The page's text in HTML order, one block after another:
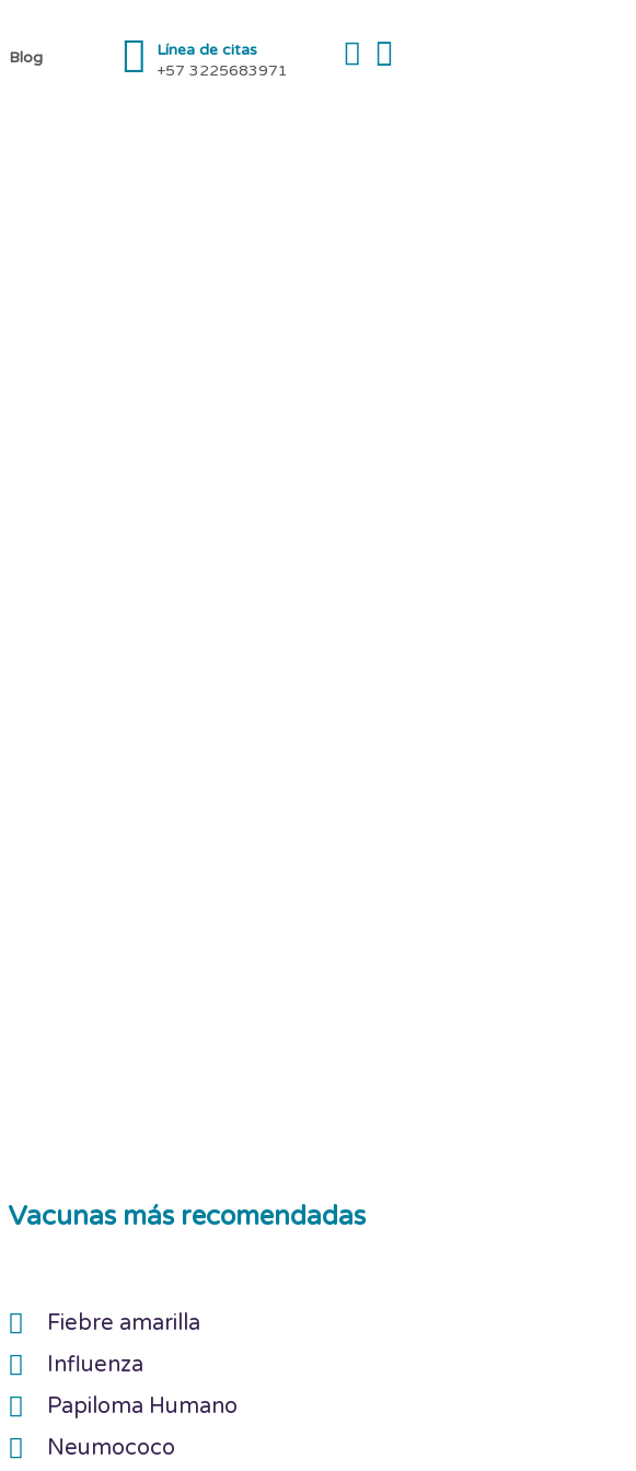
Blog
Línea de citas
+57 3225683971
Vacunas más recomendadas
Fiebre amarilla
Influenza
Papiloma Humano
Neumococo